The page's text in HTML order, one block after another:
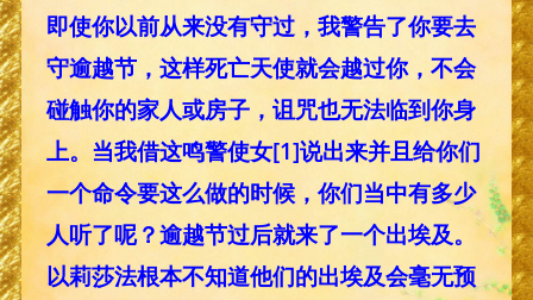
即使你以前从来没有守过，我警告了你要去
守逾越节，这样死亡天使就会越过你，不会
碰触你的家人或房子，诅咒也无法临到你身
上。当我借这鸣警使女[1]说出来并且给你们
一个命令要这么做的时候，你们当中有多少
人听了呢？逾越节过后就来了一个出埃及。
以莉莎法根本不知道他们的出埃及会毫无预